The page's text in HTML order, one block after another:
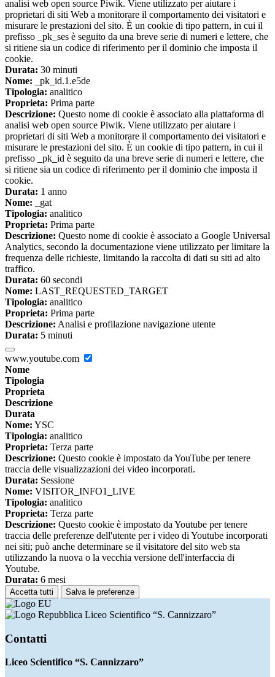
analisi web open source Piwik. Viene utilizzato per aiutare i
proprietari di siti Web a monitorare il comportamento dei visitatori e
misurare le prestazioni del sito. È un cookie di tipo pattern, in cui il
prefisso _pk_ses è seguito da una breve serie di numeri e lettere, che
si ritiene sia un codice di riferimento per il dominio che imposta il
cookie.
Durata: 30 minuti
Nome: _pk_id.1.e5de
Tipologia: analitico
Proprieta: Prima parte
Descrizione: Questo nome di cookie è associato alla piattaforma di
analisi web open source Piwik. Viene utilizzato per aiutare i
proprietari di siti Web a monitorare il comportamento dei visitatori e
misurare le prestazioni del sito. È un cookie di tipo pattern, in cui il
prefisso _pk_id è seguito da una breve serie di numeri e lettere, che
si ritiene sia un codice di riferimento per il dominio che imposta il
cookie.
Durata: 1 anno
Nome: _gat
Tipologia: analitico
Proprieta: Prima parte
Descrizione: Questo nome di cookie è associato a Google Universal
Analytics, secondo la documentazione viene utilizzato per limitare la
frequenza delle richieste, limitando la raccolta di dati su siti ad alto
traffico.
Durata: 60 secondi
Nome: LAST_REQUESTED_TARGET
Tipologia: analitico
Proprieta: Prima parte
Descrizione: Analisi e profilazione navigazione utente
Durata: 5 minuti
www.youtube.com
Nome
Tipologia
Proprieta
Descrizione
Durata
Nome: YSC
Tipologia: analitico
Proprieta: Terza parte
Descrizione: Questo cookie è impostato da YouTube per tenere
traccia delle visualizzazioni dei video incorporati.
Durata: Sessione
Nome: VISITOR_INFO1_LIVE
Tipologia: analitico
Proprieta: Terza parte
Descrizione: Questo cookie è impostato da Youtube per tenere
traccia delle preferenze dell'utente per i video di Youtube incorporati
nei siti; può anche determinare se il visitatore del sito web sta
utilizzando la nuova o la vecchia versione dell'interfaccia di
Youtube.
Durata: 6 mesi
Accetta tutti Salva le preferenze
Liceo Scientifico “S. Cannizzaro”
Contatti
Liceo Scientifico “S. Cannizzaro”